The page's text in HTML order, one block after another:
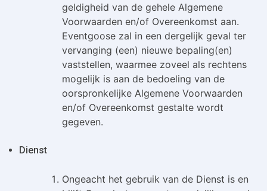
geldigheid van de gehele Algemene
Voorwaarden en/of Overeenkomst aan.
Eventgoose zal in een dergelijk geval ter
vervanging (een) nieuwe bepaling(en)
vaststellen, waarmee zoveel als rechtens
mogelijk is aan de bedoeling van de
oorspronkelijke Algemene Voorwaarden
en/of Overeenkomst gestalte wordt
gegeven.
Dienst
Ongeacht het gebruik van de Dienst is en